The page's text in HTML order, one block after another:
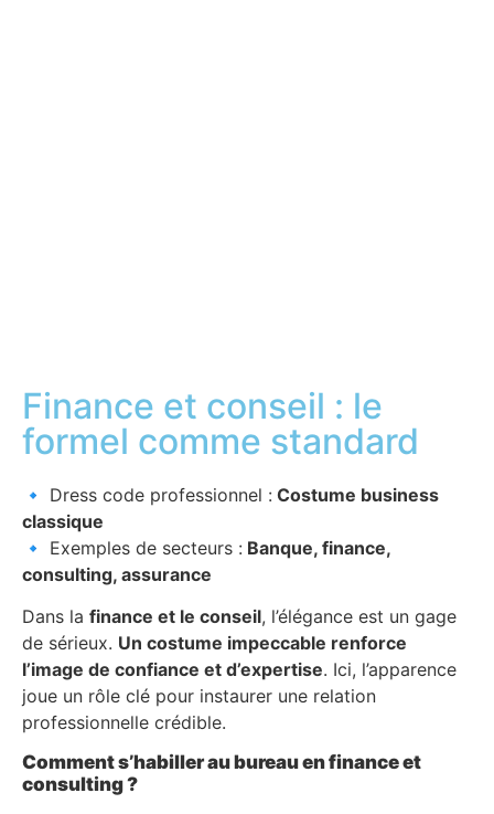
Finance et conseil : le
formel comme standard
🔹 Dress code professionnel : Costume business
classique
🔹 Exemples de secteurs : Banque, finance,
consulting, assurance
Dans la finance et le conseil, l’élégance est un gage
de sérieux. Un costume impeccable renforce
l’image de confiance et d’expertise. Ici, l’apparence
joue un rôle clé pour instaurer une relation
professionnelle crédible.
Comment s’habiller au bureau en finance et
consulting ?